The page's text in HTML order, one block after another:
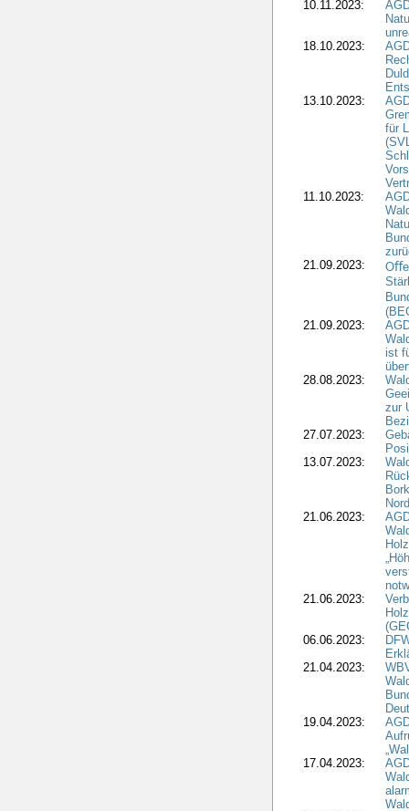
10.11.2023:
18.10.2023:
13.10.2023:
für
11.10.2023:
21.09.2023:
21.09.2023:
ist
28.08.2023:
zur
27.07.2023:
13.07.2023:
21.06.2023:
21.06.2023:
06.06.2023:
21.04.2023:
19.04.2023:
17.04.2023: